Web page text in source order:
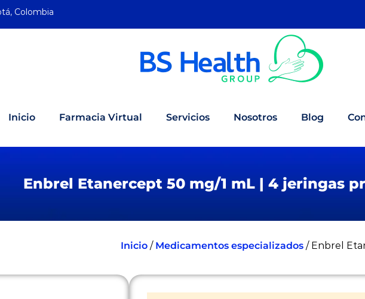
Colombia
Inicio Farmacia Virtual Servicios Nosotros Blog
Enbrel Etanercept 50 mg/1 mL | 4 jeringas
Inicio / Medicamentos especializados / Enbrel